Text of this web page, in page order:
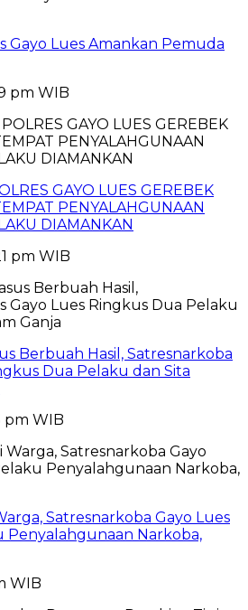
Gayo Lues Amankan Pemuda
pm WIB
GAYO LUES GEREBEK
PENYALAHGUNAAN
DIAMANKAN
pm WIB
Berbuah Hasil, Satresnarkoba
Dua Pelaku dan Sita
pm WIB
Satresnarkoba Gayo Lues
Penyalahgunaan Narkoba,
WIB